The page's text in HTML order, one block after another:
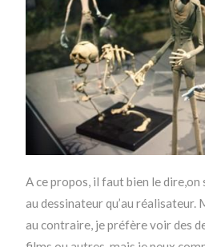
A ce propos, il faut bien le dire,on
au dessinateur qu’au réalisateur.
au contraire, je préfère voir des